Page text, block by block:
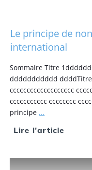
Le principe de
international
Sommaire Titre
ddddddddddd ddddTitre
ccccccccccccccccccc
ccccccccccc cccccccc
principe ...
Lire l'article